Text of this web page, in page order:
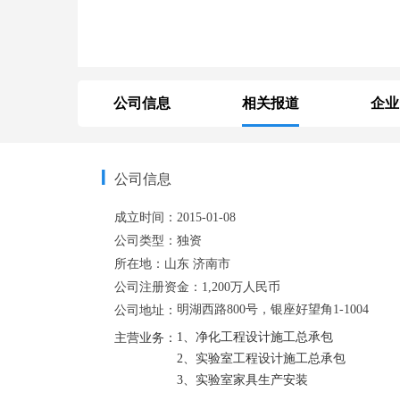
公司信息 相关报道 企
公司信息
成立时间： 2015-01-08
公司类型： 独资
所在地： 山东 济南市
公司注册资金： 1,200万人民币
公司地址： 明湖西路800号，银座好望角1-1004
主营业务： 1、净化工程设计施工总承包
2、实验室工程设计施工总承包
3、实验室家具生产安装